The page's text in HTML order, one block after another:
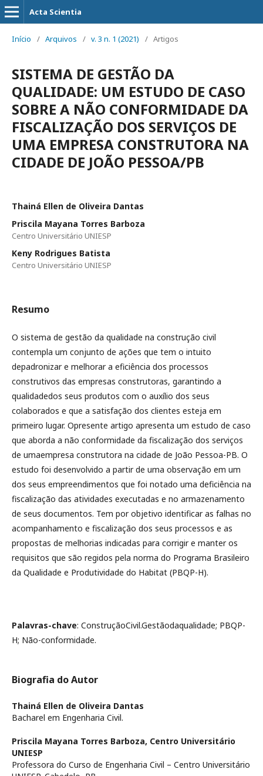
Acta Scientia
Início / Arquivos / v. 3 n. 1 (2021) / Artigos
SISTEMA DE GESTÃO DA
QUALIDADE: UM ESTUDO DE CASO
SOBRE A NÃO CONFORMIDADE DA
FISCALIZAÇÃO DOS SERVIÇOS DE
UMA EMPRESA CONSTRUTORA NA
CIDADE DE JOÃO PESSOA/PB
Thainá Ellen de Oliveira Dantas
Priscila Mayana Torres Barboza
Centro Universitário UNIESP
Keny Rodrigues Batista
Centro Universitário UNIESP
Resumo
O sistema de gestão da qualidade na construção civil
contempla um conjunto de ações que tem o intuito
depadronizar e melhorar a eficiência dos processos
construtivos das empresas construtoras, garantindo a
qualidadedos seus produtos com o auxílio dos seus
colaborados e que a satisfação dos clientes esteja em
primeiro lugar. Opresente artigo apresenta um estudo de caso
que aborda a não conformidade da fiscalização dos serviços
de umaempresa construtora na cidade de João Pessoa-PB. O
estudo foi desenvolvido a partir de uma observação em um
dos seus empreendimentos que foi notado uma deficiência na
fiscalização das atividades executadas e no armazenamento
de seus documentos. Tem por objetivo identificar as falhas no
acompanhamento e fiscalização dos seus processos e as
propostas de melhorias indicadas para corrigir e manter os
requisitos que são regidos pela norma do Programa Brasileiro
da Qualidade e Produtividade do Habitat (PBQP-H).
Palavras-chave: ConstruçãoCivil.Gestãodaqualidade; PBQP-
H; Não-conformidade.
Biografia do Autor
Thainá Ellen de Oliveira Dantas
Bacharel em Engenharia Civil.
Priscila Mayana Torres Barboza, Centro Universitário
UNIESP
Professora do Curso de Engenharia Civil – Centro Universitário